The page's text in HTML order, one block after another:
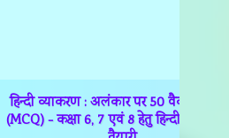
हिन्दी व्याकरण : अलंकार पर 50 वैकल्पिक प्रश्न
(MCQ) - कक्षा 6, 7 एवं 8 हेतु हिन्दी ओलंपियाड